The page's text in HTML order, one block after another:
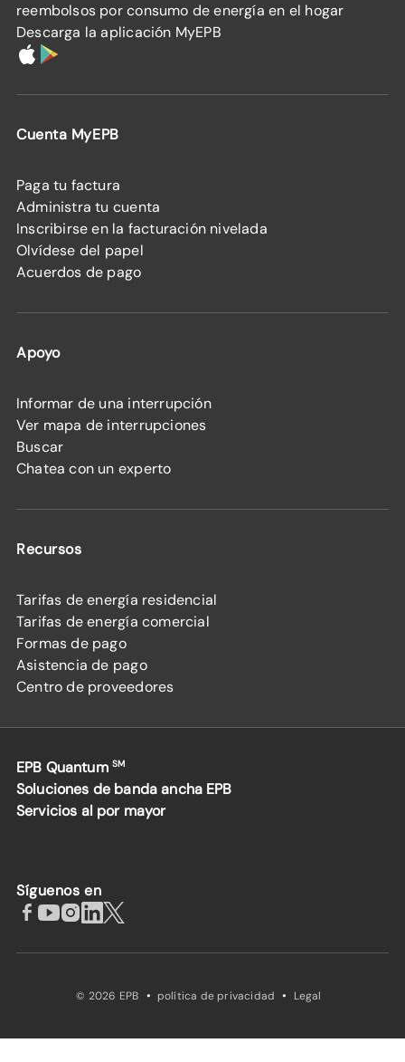
reembolsos por consumo de energía en el hogar
Descarga la aplicación MyEPB
Cuenta MyEPB
Paga tu factura
Administra tu cuenta
Inscribirse en la facturación nivelada
Olvídese del papel
Acuerdos de pago
Apoyo
Informar de una interrupción
Ver mapa de interrupciones
Buscar
Chatea con un experto
Recursos
Tarifas de energía residencial
Tarifas de energía comercial
Formas de pago
Asistencia de pago
Centro de proveedores
EPB Quantum SM
Soluciones de banda ancha EPB
Servicios al por mayor
Síguenos en
© 2026 EPB · política de privacidad · Legal